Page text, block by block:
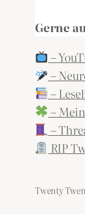
Gerne
–
–
–
–
–
RIP
Twenty